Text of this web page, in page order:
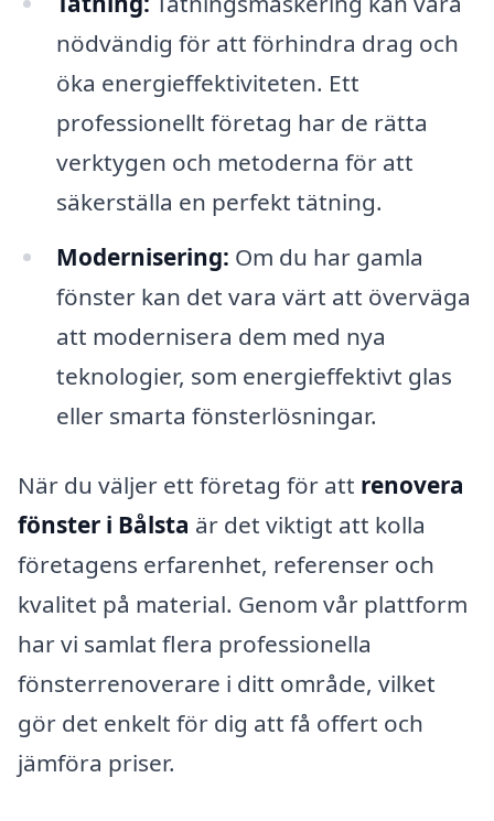
nödvändig för att förhindra drag och
öka energieffektiviteten. Ett
professionellt företag har de rätta
verktygen och metoderna för att
säkerställa en perfekt tätning.
Modernisering: Om du har gamla
fönster kan det vara värt att överväga
att modernisera dem med nya
teknologier, som energieffektivt glas
eller smarta fönsterlösningar.
När du väljer ett företag för att renovera
fönster i Bålsta är det viktigt att kolla
företagens erfarenhet, referenser och
kvalitet på material. Genom vår plattform
har vi samlat flera professionella
fönsterrenoverare i ditt område, vilket
gör det enkelt för dig att få offert och
jämföra priser.